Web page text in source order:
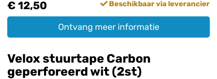
€ 12,50 Beschikbaar via leverancier
Ontvang meer informatie
Velox stuurtape Carbon
geperforeerd wit (2st)